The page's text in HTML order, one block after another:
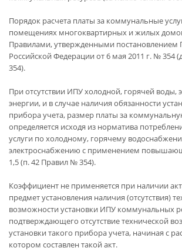
Порядок расчета платы за коммунальные
помещениях многоквартирных и жилых
Правилами, утвержденными постановлением
Российской Федерации от 6 мая 2011 г. № 354
354).
При отсутствии ИПУ холодной, горячей воды,
энергии, и в случае наличия обязанности
прибора учета, размер платы за
определяется исходя из норматива
услуги по холодному, горячему
электроснабжению с применением
1,5 (п. 42 Правил № 354).
Коэффициент не применяется при наличии
предмет установления наличия (отсутствия)
возможности установки ИПУ коммунальных
подтверждающего отсутствие технической
установки такого прибора учета, начиная с
котором составлен такой акт.